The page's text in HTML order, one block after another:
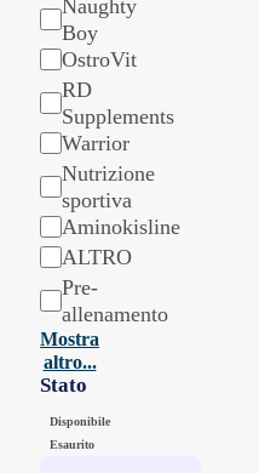
Naughty
Boy
OstroVit
RD
Supplements
Warrior
Nutrizione
sportiva
Aminokisline
ALTRO
Pre-
allenamento
Mostra
altro...
Stato
Stato
Disponibile
Esaurito